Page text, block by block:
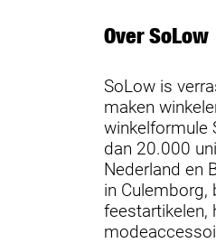
Over SoLow
SoLow is
maken
winkelformule
dan 20.000
Nederland en
in Culemborg,
feestartikelen,